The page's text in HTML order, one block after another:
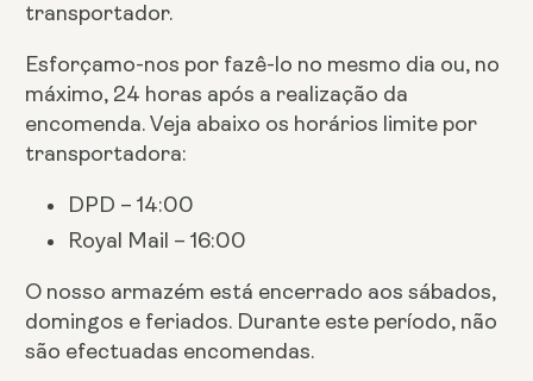
transportador.
Esforçamo-nos por fazê-lo no mesmo dia ou, no
máximo, 24 horas após a realização da
encomenda. Veja abaixo os horários limite por
transportadora:
DPD – 14:00
Royal Mail – 16:00
O nosso armazém está encerrado aos sábados,
domingos e feriados. Durante este período, não
são efectuadas encomendas.